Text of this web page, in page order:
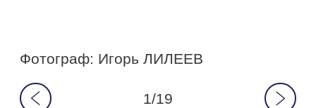
Фотограф: Игорь ЛИЛЕЕВ
1/19